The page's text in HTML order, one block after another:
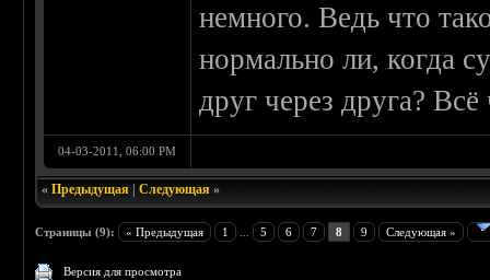
немного. Ведь что
нормально ли, когда
друг через друга?
04-03-2011, 06:00 PM
«Предыдущая |Следующая »
Страницы (9): « Предыдущая 1 5 6 7 8 9 Следующая »
Версия для просмотра